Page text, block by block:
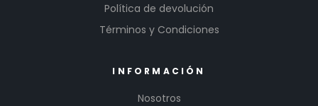
Política de devolución
Términos y Condiciones
INFORMACIÓN
Nosotros